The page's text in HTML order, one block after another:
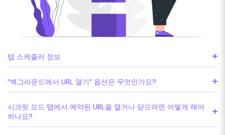
탭 스케줄러 정보
"백그라운드에서 URL 열기" 옵션은 무엇인가요?
시크릿 모드 탭에서 예약된 URL을 열거나 닫으려면 어떻게 해야
하나요?